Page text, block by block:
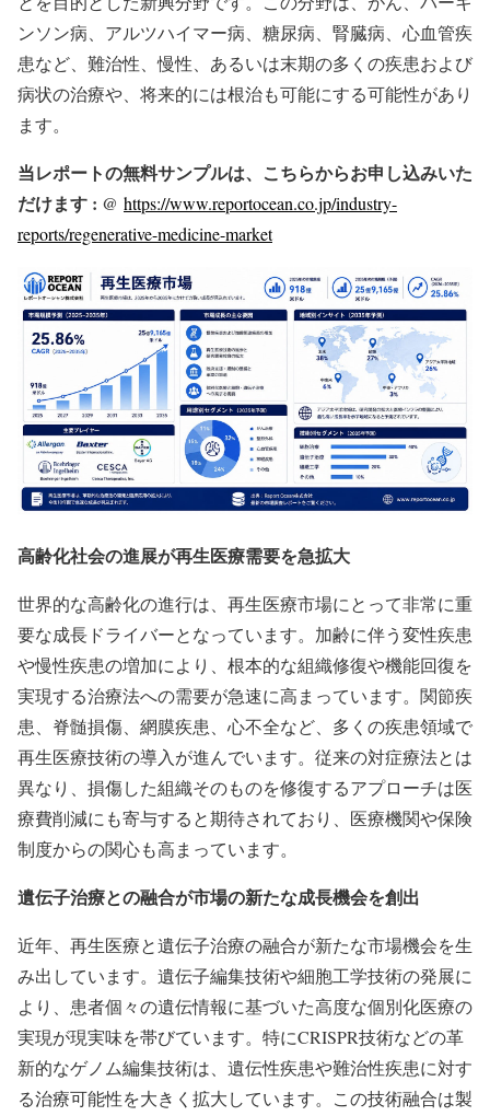
ンソン病、アルツハイマー病、糖尿病、腎臓病、心血管疾
患など、難治性、慢性、あるいは末期の多くの疾患および
病状の治療や、将来的には根治も可能にする可能性があり
ます。
当レポートの無料サンプルは、こちらからお申し込みいた
だけます : @ https://www.reportocean.co.jp/industry-
reports/regenerative-medicine-market
高齢化社会の進展が再生医療需要を急拡大
世界的な高齢化の進行は、再生医療市場にとって非常に重
要な成長ドライバーとなっています。加齢に伴う変性疾患
や慢性疾患の増加により、根本的な組織修復や機能回復を
実現する治療法への需要が急速に高まっています。関節疾
患、脊髄損傷、網膜疾患、心不全など、多くの疾患領域で
再生医療技術の導入が進んでいます。従来の対症療法とは
異なり、損傷した組織そのものを修復するアプローチは医
療費削減にも寄与すると期待されており、医療機関や保険
制度からの関心も高まっています。
遺伝子治療との融合が市場の新たな成長機会を創出
近年、再生医療と遺伝子治療の融合が新たな市場機会を生
み出しています。遺伝子編集技術や細胞工学技術の発展に
より、患者個々の遺伝情報に基づいた高度な個別化医療の
実現が現実味を帯びています。特にCRISPR技術などの革
新的なゲノム編集技術は、遺伝性疾患や難治性疾患に対す
る治療可能性を大きく拡大しています。この技術融合は製